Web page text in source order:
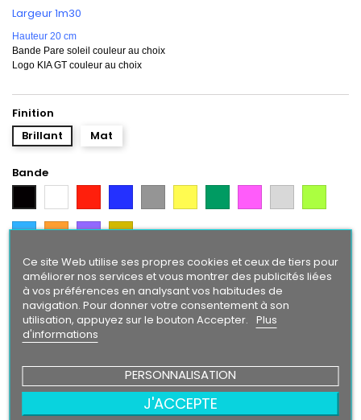
Largeur 1m30
Hauteur 20 cm
Bande Pare soleil couleur au choix
Logo KIA GT couleur au choix
Finition
Brillant
Mat
Bande
ArgentCitron
Bleu
OrangeVioletGold
Texte/ Logo
Noir
Blanc RougeBleu Gris JauneVert Rose Gris
Argent
Bleu
Intense
OrangeViolet
24,90 €
Ce site Web utilise ses propres cookies et ceux de tiers pour
améliorer nos services et vous montrer des publicités liées
à vos préférences en analysant vos habitudes de
navigation. Pour donner votre consentement à son
utilisation, appuyez sur le bouton Accepter. Plus
d'informations
PERSONNALISATION
J'ACCEPTE